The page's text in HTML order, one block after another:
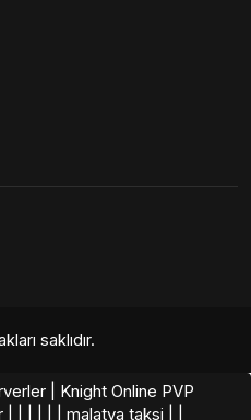
saklıdır.
Knight Online PVP
malatya taksi